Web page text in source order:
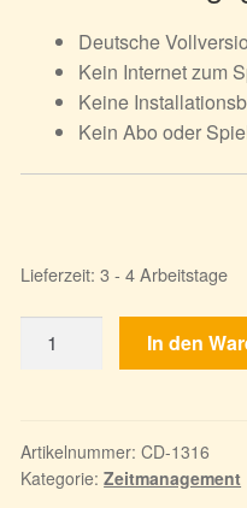
Deutsche
Kein Internet zum
Keine
Kein Abo oder
Lieferzeit:3 - 4 Arbeitstage
Herkules
14:
In den
Artikelnummer:CD-1316
Kategorie:Zeitmanagement